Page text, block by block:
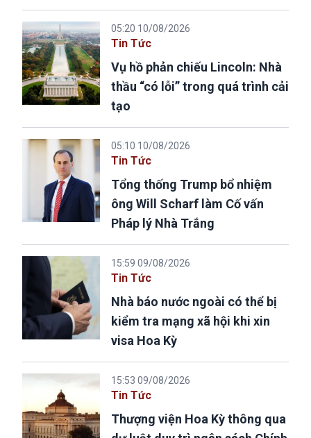
05:20 10/08/2026
Tin Tức
Vụ hồ phản chiếu Lincoln: Nhà
thầu “có lỗi” trong quá trình cải
tạo
05:10 10/08/2026
Tin Tức
Tổng thống Trump bổ nhiệm
ông Will Scharf làm Cố vấn
Pháp lý Nhà Trắng
15:59 09/08/2026
Tin Tức
Nhà báo nước ngoài có thể bị
kiểm tra mạng xã hội khi xin
visa Hoa Kỳ
15:53 09/08/2026
Tin Tức
Thượng viện Hoa Kỳ thông qua